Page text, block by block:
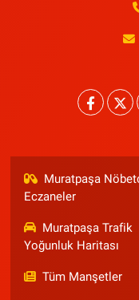
Muratpaşa
Eczaneler
Muratpaşa Trafik
Yoğunluk Haritası
Tüm Manşetler